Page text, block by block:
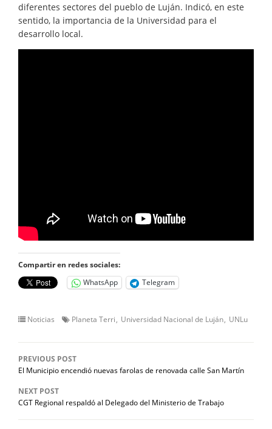
diferentes sectores del pueblo de Luján. Indicó, en este
sentido, la importancia de la Universidad para el
desarrollo local.
Compartir en redes sociales:
WhatsApp
Telegram
Noticias Planeta Terri Universidad Nacional de Luján UNLu
PREVIOUS POST
El Municipio encendió nuevas farolas de renovada calle San Martín
NEXT POST
CGT Regional respaldó al Delegado del Ministerio de Trabajo